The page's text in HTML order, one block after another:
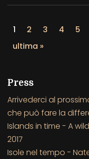
1 2 3 4 5
ultima »
Press
Arrivederci al
che può fare la
Islands in time - A
2017
Isole nel tempo -